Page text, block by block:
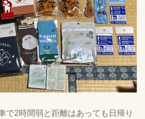
で2時間弱と距離はあっても日帰り